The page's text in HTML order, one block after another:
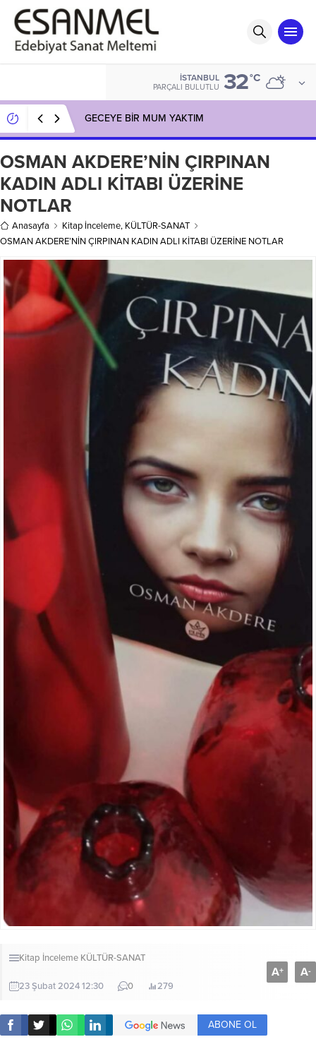
İSTANBUL
PARÇALI BULUTLU 32°C
GECEYE BİR MUM YAKTIM
OSMAN AKDERE’NİN ÇIRPINAN
KADIN ADLI KİTABI ÜZERİNE
NOTLAR
Anasayfa Kitap İnceleme, KÜLTÜR-SANAT
OSMAN AKDERE’NİN ÇIRPINAN KADIN ADLI KİTABI ÜZERİNE NOTLAR
Kitap İnceleme KÜLTÜR-SANAT
23 Şubat 2024 12:30 0 279
A+ A-
ABONE OL